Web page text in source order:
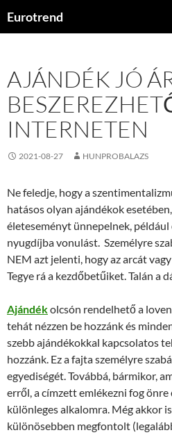
Eurotrend
AJÁNDÉK JÓ
INTERNETEN
2021-08-27 HUNPROBALAZS
Ne feledje, hogy a
hatásos olyan ajándékok
életeseményt ünnepelnek,
nyugdíjba vonulást. Személyre
NEM azt jelenti, hogy az arcát
Tegye rá a kezdőbetűiket. Talán a
Ajándékolcsón rendelhető a
tehát nézzen be hozzánk és
szebb ajándékokkal kapcsolatos
hozzánk. Ez a fajta személyre
egyediségét. Továbbá, bármikor,
erről, a címzett emlékezni fog
különleges alkalomra. Még akkor
különösebben megfontolt